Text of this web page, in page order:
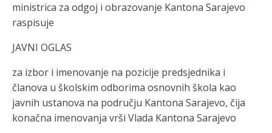
ministrica za odgoj i obrazovanje Kantona Sarajevo
raspisuje
JAVNI OGLAS
za izbor i imenovanje na pozicije predsjednika i
članova u školskim odborima osnovnih škola kao
javnih ustanova na području Kantona Sarajevo, čija
konačna imenovanja vrši Vlada Kantona Sarajevo